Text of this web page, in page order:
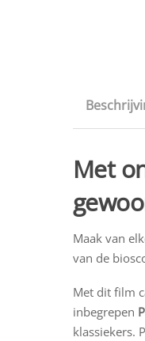
Met
Maak van
van de
Met dit film
inbegrepen
klassiekers.